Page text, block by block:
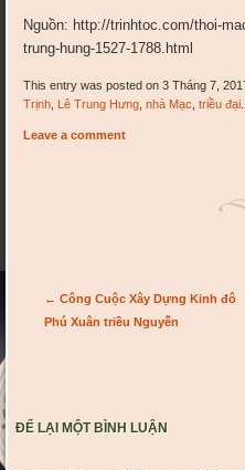
Nguồn: http://trinhtoc.com/thoi-
trung-hung-1527-1788.html
This entry was posted on 3 Tháng 7,
Trịnh Lê Trung Hưng ,nhà Mạc ,triều đại
Leave a comment
Post navigation
← Công Cuộc Xây Dựng Kinh đô
Phú Xuân triều Nguyễn
ĐỂ LẠI MỘT BÌNH LUẬN